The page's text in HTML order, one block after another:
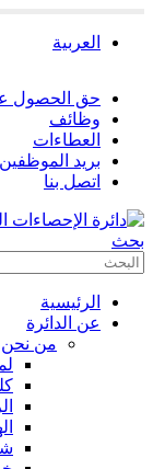
العربية
حق الحصول
وظائف
العطاءات
بريد الموظفين
اتصل بنا
بحث
الرئيسية
عن الدائرة
من نحن